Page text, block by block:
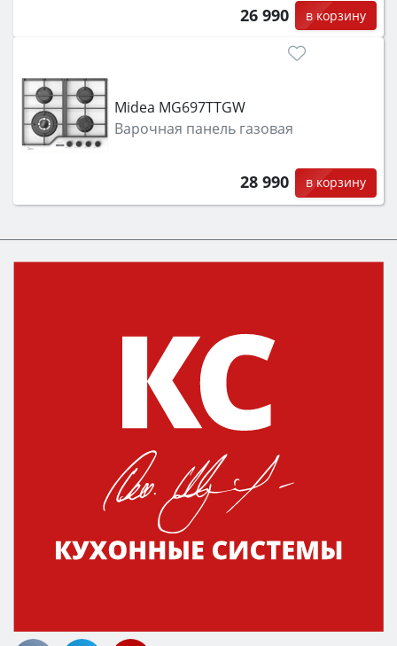
26 990 в корзину
Midea MG697TTGW
Варочная панель газовая
28 990 в корзину